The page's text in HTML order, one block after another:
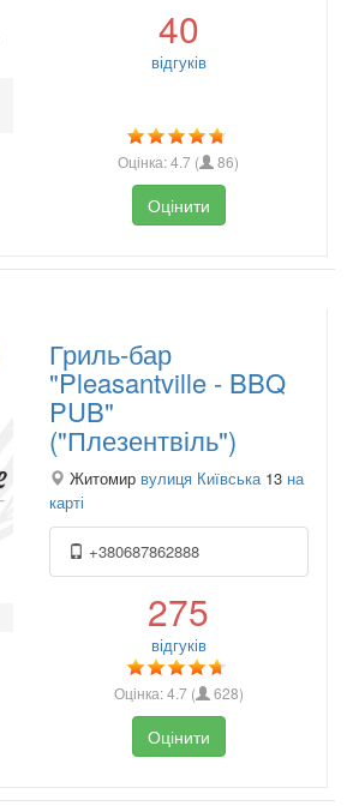
40
відгуків
Оцінка:4.7 ( 86)
Оцінити
Гриль-бар
"Pleasantville - BBQ
PUB"
("Плезентвіль")
Житомир вулиця Київська 13 на
карті
+380687862888
275
відгуків
Оцінка:4.7 ( 628)
Оцінити